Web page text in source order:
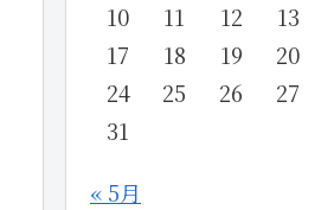
10
11 12 13
17
18 19 20
24
25 26 27
31
« 5月